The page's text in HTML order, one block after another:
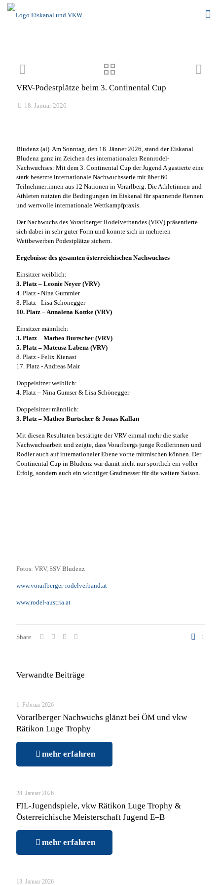
VRV-Podestplätze beim 3. Continental Cup
18. Januar 2026
Bludenz (al). Am Sonntag, den 18. Jänner 2026, stand der Eiskanal
Bludenz ganz im Zeichen des internationalen Rennrodel-
Nachwuchses: Mit dem 3. Continental Cup der Jugend A gastierte eine
stark besetzte internationale Nachwuchsserie mit über 60
Teilnehmer:innen aus 12 Nationen in Vorarlberg. Die Athletinnen und
Athleten nutzten die Bedingungen im Eiskanal für spannende Rennen
und wertvolle internationale Wettkampfpraxis.
Der Nachwuchs des Vorarlberger Rodelverbandes (VRV) präsentierte
sich dabei in sehr guter Form und konnte sich in mehreren
Wettbewerben Podestplätze sichern.
Ergebnisse des gesamten österreichischen Nachwuchses
Einsitzer weiblich:
3. Platz – Leonie Neyer (VRV)
4. Platz - Nina Gummier
8. Platz - Lisa Schönegger
10. Platz – Annalena Kottke (VRV)
Einsitzer männlich:
3. Platz – Matheo Burtscher (VRV)
5. Platz – Mateusz Labenz (VRV)
8. Platz - Felix Kienast
17. Platz - Andreas Mair
Doppelsitzer weiblich:
4. Platz – Nina Gumser & Lisa Schönegger
Doppelsitzer männlich:
3. Platz – Matheo Burtscher & Jonas Kallan
Mit diesen Resultaten bestätigte der VRV einmal mehr die starke
Nachwuchsarbeit und zeigte, dass Vorarlbergs junge Rodlerinnen und
Rodler auch auf internationaler Ebene vorne mitmischen können. Der
Continental Cup in Bludenz war damit nicht nur sportlich ein voller
Erfolg, sondern auch ein wichtiger Gradmesser für die weitere Saison.
Fotos: VRV, SSV Bludenz
www.vorarlberger-rodelverband.at
www.rodel-austria.at
Share 1
Verwandte Beiträge
1. Februar 2026
Vorarlberger Nachwuchs glänzt bei ÖM und vkw
Rätikon Luge Trophy
mehr erfahren
28. Januar 2026
FIL-Jugendspiele, vkw Rätikon Luge Trophy &
Österreichische Meisterschaft Jugend E–B
mehr erfahren
13. Januar 2026